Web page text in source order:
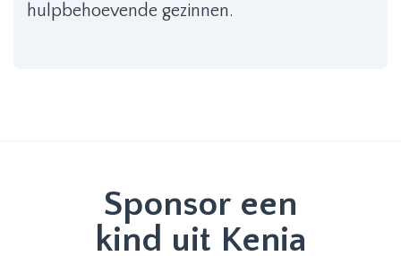
hulpbehoevende gezinnen.
Sponsor een
kind uit Kenia